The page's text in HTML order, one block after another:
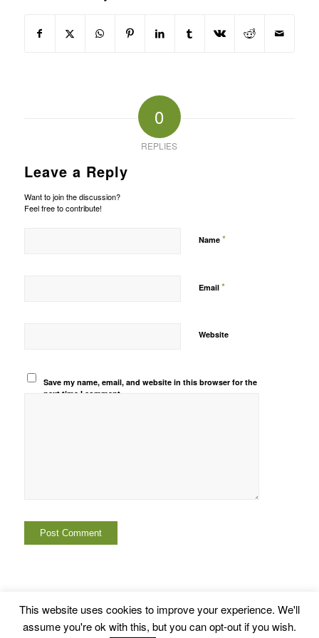
0
REPLIES
Leave a Reply
Want to join the discussion?
Feel free to contribute!
Name *
Email *
Website
Save my name, email, and website in this browser for the
next time I comment.
© Copyright -Euskal Herriko Gay-Les Askapen Mugimendua- powered by
This website uses cookies to improve your experience. We'll
assume you're ok with this, but you can opt-out if you wish.